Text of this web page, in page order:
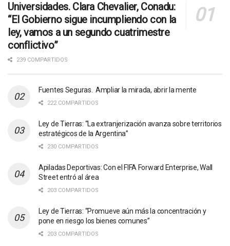
Universidades. Clara Chevalier, Conadu:
“El Gobierno sigue incumpliendo con la
ley, vamos a un segundo cuatrimestre
conflictivo”
239 COMPARTIDOS
Fuentes Seguras. Ampliar la mirada, abrir la mente
222 COMPARTIDOS
Ley de Tierras: “La extranjerización avanza sobre territorios
estratégicos de la Argentina”
230 COMPARTIDOS
Apiladas Deportivas: Con el FIFA Forward Enterprise, Wall
Street entró al área
203 COMPARTIDOS
Ley de Tierras: “Promueve aún más la concentración y
pone en riesgo los bienes comunes”
203 COMPARTIDOS